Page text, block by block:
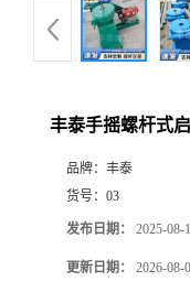
丰泰手摇螺杆式
品牌： 丰泰
货号： 03
发布日期： 2025-08-
更新日期： 2026-08-